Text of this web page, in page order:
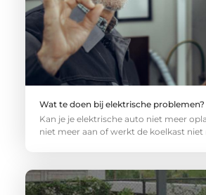
Wat te doen bij elektrische problemen?
Kan je je elektrische auto niet meer
niet meer aan of werkt de koelkast niet